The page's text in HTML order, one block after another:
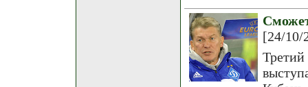
[24/10/
Третий